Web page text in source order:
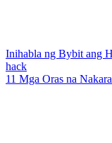
Inihabla ng Bybit ang
hack
11 Mga Oras na